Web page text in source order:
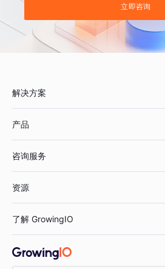
立即咨询
解决方案
鞋服行业
汽车行业
金融行业
产品
智能运营
获客分析
咨询服务
资源
增长公开课
了解 GrowingIO
关于 GrowingIO